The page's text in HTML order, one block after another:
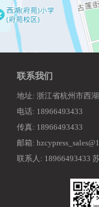
联系我们
地址: 浙江省杭州市西
电话: 18966493433
传真: 18966493433
邮箱:
联系人: 18966493433